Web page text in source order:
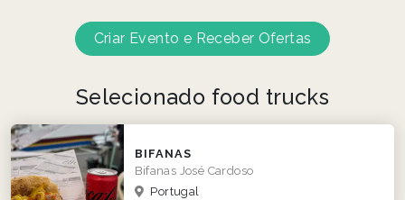
Criar Evento e Receber Ofertas
Selecionado food trucks
BIFANAS
Bifanas José Cardoso
Portugal